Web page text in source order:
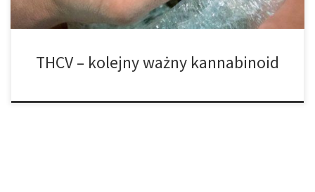
THCV – kolejny ważny kannabinoid